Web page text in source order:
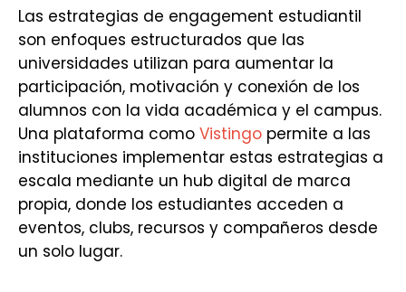
Las estrategias de engagement estudiantil
son enfoques estructurados que las
universidades utilizan para aumentar la
participación, motivación y conexión de los
alumnos con la vida académica y el campus.
Una plataforma como Vistingo permite a las
instituciones implementar estas estrategias a
escala mediante un hub digital de marca
propia, donde los estudiantes acceden a
eventos, clubs, recursos y compañeros desde
un solo lugar.